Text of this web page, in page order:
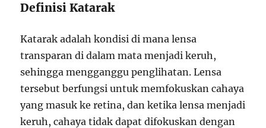
Definisi Katarak
Katarak adalah kondisi di mana lensa
transparan di dalam mata menjadi keruh,
sehingga mengganggu penglihatan. Lensa
tersebut berfungsi untuk memfokuskan cahaya
yang masuk ke retina, dan ketika lensa menjadi
keruh, cahaya tidak dapat difokuskan dengan